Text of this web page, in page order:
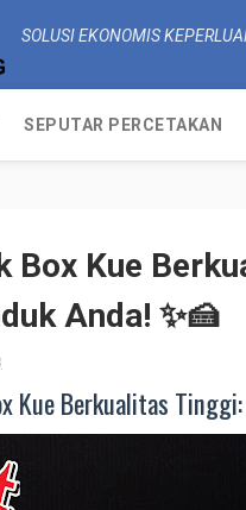
SOLUSI EKONOMIS
SEPUTAR PERCETAKAN
Box Kue
Anda! ✨🍰
Kue Berkualitas